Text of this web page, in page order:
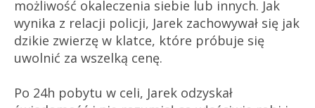
możliwość okaleczenia siebie lub innych. Jak
wynika z relacji policji, Jarek zachowywał się jak
dzikie zwierzę w klatce, które próbuje się
uwolnić za wszelką cenę.
Po 24h pobytu w celi, Jarek odzyskał